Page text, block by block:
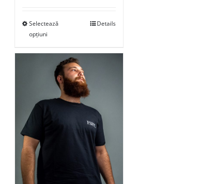
Selectează
opțiuni
Details